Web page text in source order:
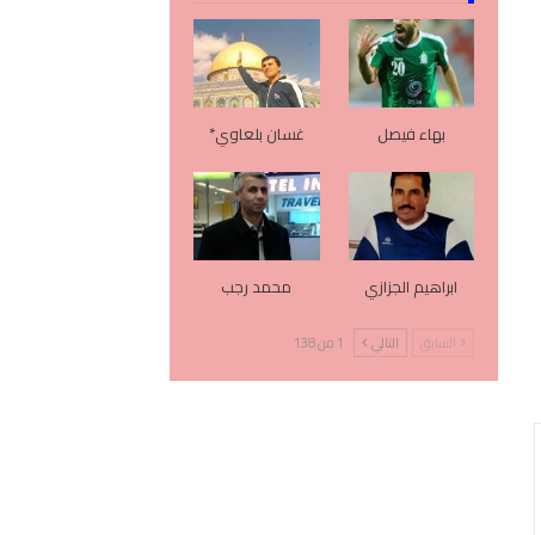
بهاء فيصل غسان بلعاوي*
ابراهيم الجزازي محمد رجب
السابق التالي 1 من 138